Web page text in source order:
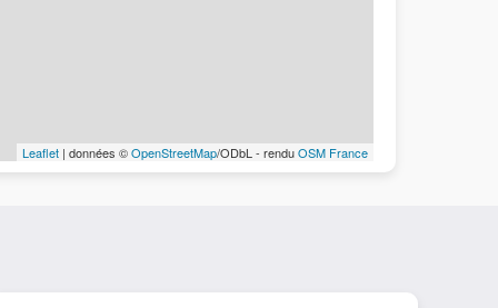
Leaflet | données ©OpenStreetMap/ODbL - renduOSM France